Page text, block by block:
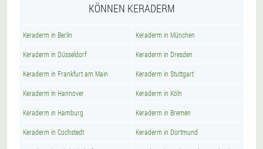
KÖNNEN KERADERM
Keraderm in Berlin Keraderm in München
Keraderm in Düsseldorf Keraderm in Dresden
Keraderm in Frankfurt am Main Keraderm in Stuttgart
Keraderm in Hannover Keraderm in Köln
Keraderm in Hamburg Keraderm in Bremen
Keraderm in Cochstedt Keraderm in Dortmund